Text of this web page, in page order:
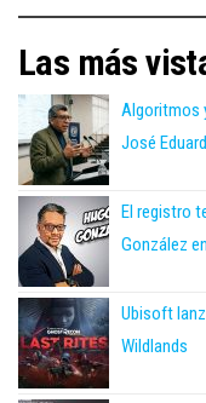
Las más
Algoritmos
José
El registro
González
Ubisoft
Wildlands